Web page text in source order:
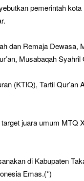
pemerintah
dan Remaja Dewasa,
Musabaqah Syahril
(KTIQ), Tartil Qur’an
juara umum MTQ
di Kabupaten
Emas.(*)